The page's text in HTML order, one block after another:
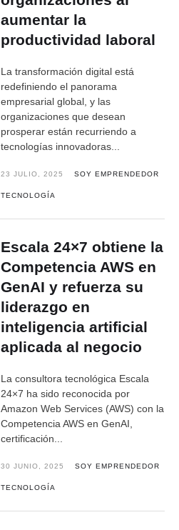
aumentar la
productividad laboral
La transformación digital está
redefiniendo el panorama
empresarial global, y las
organizaciones que desean
prosperar están recurriendo a
tecnologías innovadoras...
23 JULIO, 2025 SOY EMPRENDEDOR
TECNOLOGÍA
Escala 24×7 obtiene la
Competencia AWS en
GenAI y refuerza su
liderazgo en
inteligencia artificial
aplicada al negocio
La consultora tecnológica Escala
24×7 ha sido reconocida por
Amazon Web Services (AWS) con la
Competencia AWS en GenAI,
certificación...
30 JUNIO, 2025 SOY EMPRENDEDOR
TECNOLOGÍA